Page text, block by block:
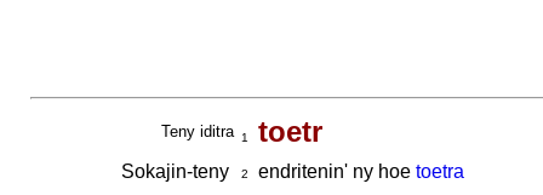
Teny iditra 1 toetr
Sokajin-teny 2 endritenin' ny hoe toetra